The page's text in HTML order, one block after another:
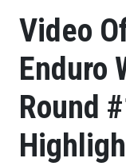
Video
Enduro
Round